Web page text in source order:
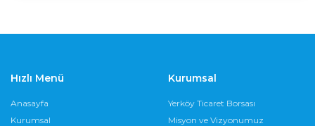
Hızlı Menü
Anasayfa
Kurumsal
Kurumsal
Yerköy Ticaret Borsası
Misyon ve Vizyonumuz